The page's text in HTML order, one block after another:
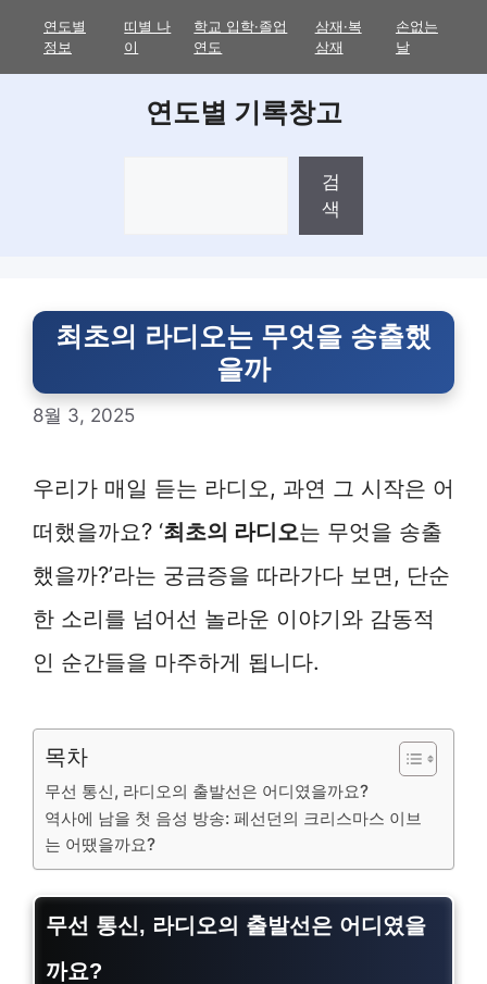
연도별
정보
띠별 나
이
학교 입학·졸업
연도
삼재·복
삼재
손없는
날
연도별 기록창고
검
색
최초의 라디오는 무엇을 송출했
을까
8월 3, 2025
우리가 매일 듣는 라디오, 과연 그 시작은 어
떠했을까요? ‘최초의 라디오는 무엇을 송출
했을까?’라는 궁금증을 따라가다 보면, 단순
한 소리를 넘어선 놀라운 이야기와 감동적
인 순간들을 마주하게 됩니다.
목차
무선 통신, 라디오의 출발선은 어디였을까요?
역사에 남을 첫 음성 방송: 페선던의 크리스마스 이브
는 어땠을까요?
무선 통신, 라디오의 출발선은 어디였을
까요?